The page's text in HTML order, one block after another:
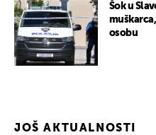
Šok u
osobu
JOŠ AKTUALNOSTI